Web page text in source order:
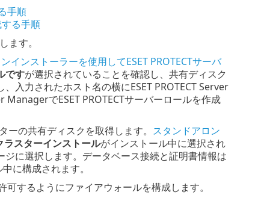
手順
る手順
ます。
インストーラーを使用してESET PROTECTサーバ
ですが選択されていることを確認し、共有ディスク
入力されたホスト名の横にESET PROTECT Server
でESET PROTECTサーバーロールを作成
ーの共有ディスクを取得します。 スタンドアロン
ラスターインストールがインストール中に選択され
に選択します。データベース接続と証明書情報は
に構成されます。
可するようにファイアウォールを構成します。